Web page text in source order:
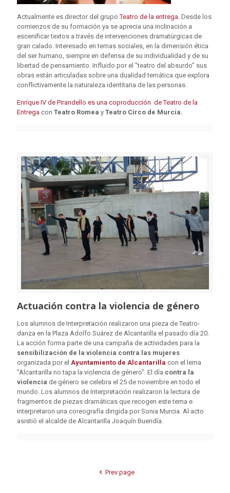
Actualmente es director del grupoTeatro de la entrega . Desde los
comienzos de su formación ya se aprecia una inclinación a
escenificar textos a través de intervenciones dramatúrgicas de
gran calado. Interesado en temas sociales, en la dimensión ética
del ser humano, siempre en defensa de su individualidad y de su
libertad de pensamiento. Influido por el "teatro del absurdo" sus
obras están articuladas sobre una dualidad temática que explora
conflictivamente la naturaleza identitaria de las personas.
Enríque IV de Pirandello es una coproducción de Teatro de la
Entrega con Teatro Romea y Teatro Circo de Murcia.
Actuación contra la violencia de género
Los alumnos de Interpretación realizaron una pieza de Teatro-
danza en la Plaza Adolfo Suárez de Alcantarilla el pasado día 20.
La acción forma parte de una campaña de actividades para la
sensibilización de la violencia contra las mujeres
organizada por el Ayuntamiento de Alcantarilla con el lema
"Alcantarilla no tapa la violencia de género". El día contra la
violencia de género se celebra el 25 de noviembre en todo el
mundo. Los alumnos de Interpretación realizaron la lectura de
fragmentos de piezas dramáticas que recogen este tema e
interpretaron una coreografía dirigida por Sonia Murcia. Al acto
asistió el alcalde de Alcantarilla Joaquín Buendía.
Prev page